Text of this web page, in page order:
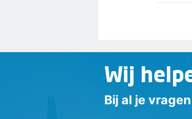
Wij
Bij al je